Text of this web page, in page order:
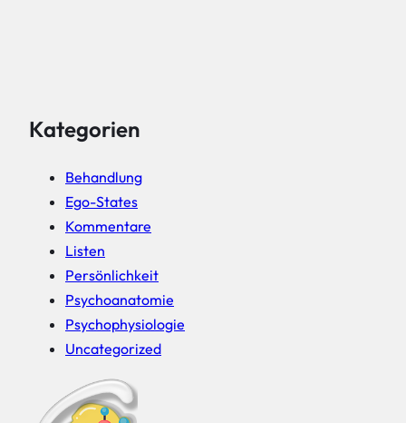
Kategorien
Behandlung
Ego-States
Kommentare
Listen
Persönlichkeit
Psychoanatomie
Psychophysiologie
Uncategorized